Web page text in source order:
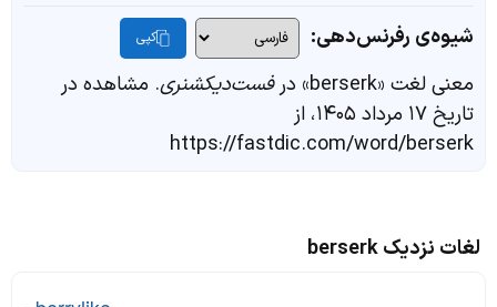
شیوه‌ی رفرنس‌دهی: کپی
معنی لغت «berserk» در فست‌دیکشنری. مشاهده در
تاریخ ۱۷ مرداد ۱۴۰۵، از
https://fastdic.com/word/berserk
لغات نزدیک berserk